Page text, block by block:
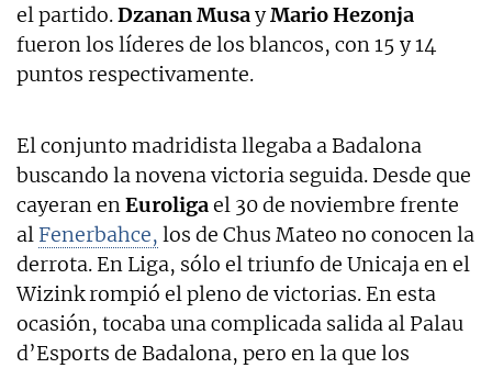
el partido.Dzanan MusayMario Hezonja
fueron los líderes de los blancos, con 15 y 14
puntos respectivamente.
El conjunto madridista llegaba a Badalona
buscando la novena victoria seguida. Desde que
cayeran enEuroligael 30 de noviembre frente
alFenerbahce, los de Chus Mateo no conocen la
derrota. En Liga, sólo el triunfo de Unicaja en el
Wizink rompió el pleno de victorias. En esta
ocasión, tocaba una complicada salida al Palau
d’Esports de Badalona, pero en la que los